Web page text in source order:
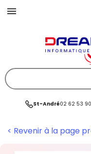
St-André02 62 53 90
< Revenir à la page